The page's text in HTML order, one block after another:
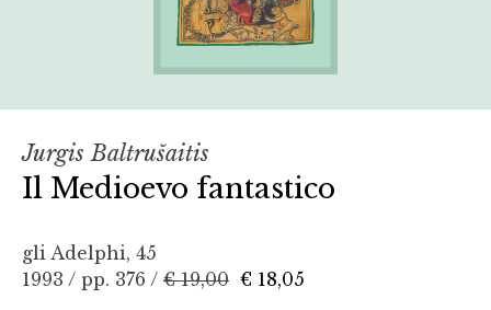
Jurgis Baltrušaitis
Il Medioevo fantastico
gli Adelphi, 45
1993 / pp. 376 / € 19,00 € 18,05